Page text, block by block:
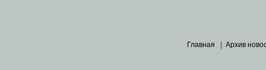
Главная | Архив